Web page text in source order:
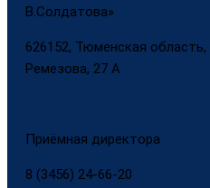
В.Солдатова»
626152, Тюменская область,
Ремезова, 27 А
Приёмная директора
8 (3456) 24-66-20